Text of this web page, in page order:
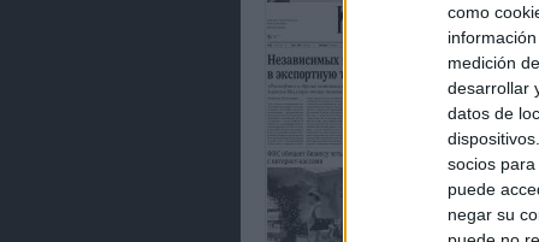
como
medición
desarrollar
datos de
socios
puede
negar su